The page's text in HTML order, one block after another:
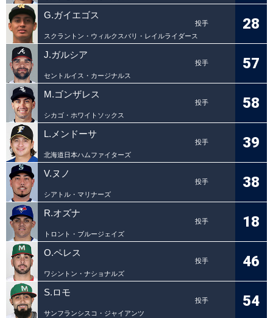
G.ガイエゴス
投手
スクラントン・ウィルクスバリ・レイルライダース
28
J.ガルシア
投手
セントルイス・カージナルス
57
M.ゴンザレス
投手
シカゴ・ホワイトソックス
58
L.メンドーサ
投手
北海道日本ハムファイターズ
39
V.ヌノ
投手
シアトル・マリナーズ
38
R.オズナ
投手
トロント・ブルージェイズ
18
O.ペレス
投手
ワシントン・ナショナルズ
46
S.ロモ
投手
サンフランシスコ・ジャイアンツ
54